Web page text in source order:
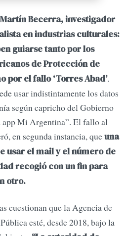
Martín Becerra, investigador
en industrias culturales:
guiarse tanto por los
de Protección de
por el fallo ‘Torres Abad’.
usar indistintamente los datos
según capricho del Gobierno
app Mi Argentina”. El fallo al
en segunda instancia, queuna
usar el mail y el número de
recogió con un fin para
otro.
cuestionan que la Agencia de
esté, desde 2018, bajo la